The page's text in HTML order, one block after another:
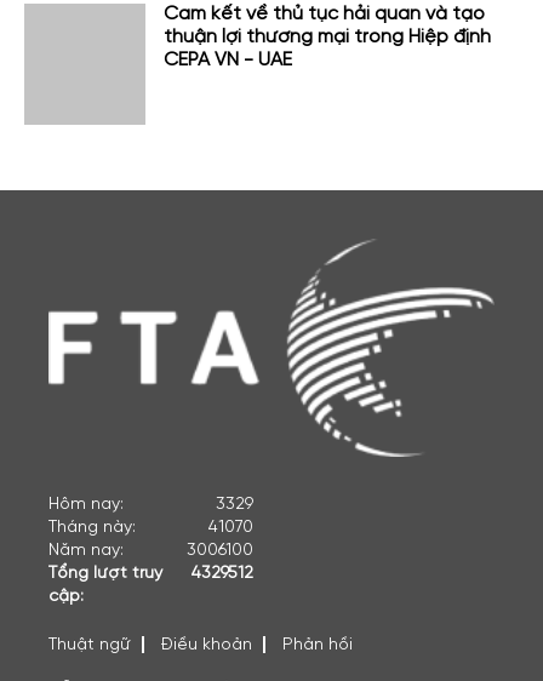
Cam kết về thủ tục hải quan và tạo
thuận lợi thương mại trong Hiệp định
CEPA VN - UAE
Hôm nay:
3329
Tháng này:
41070
Năm nay:
3006100
Tổng lượt truy
cập:
4329512
Thuật ngữ Điều khoản Phản hồi